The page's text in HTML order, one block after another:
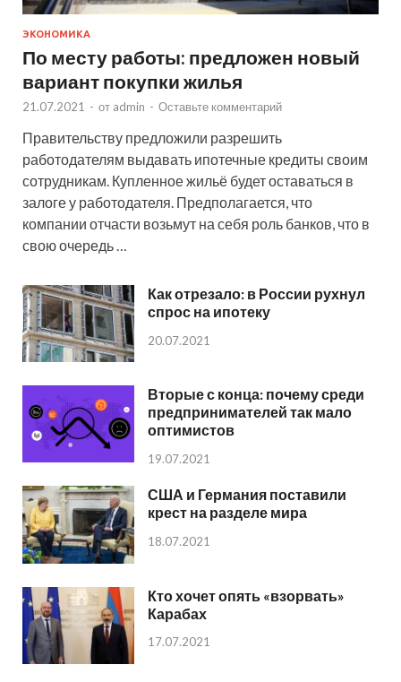
ЭКОНОМИКА
По месту работы: предложен новый
вариант покупки жилья
21.07.2021 - от admin - Оставьте комментарий
Правительству предложили разрешить
работодателям выдавать ипотечные кредиты своим
сотрудникам. Купленное жильё будет оставаться в
залоге у работодателя. Предполагается, что
компании отчасти возьмут на себя роль банков, что в
свою очередь …
Как отрезало: в России рухнул
спрос на ипотеку
20.07.2021
Вторые с конца: почему среди
предпринимателей так мало
оптимистов
19.07.2021
США и Германия поставили
крест на разделе мира
18.07.2021
Кто хочет опять «взорвать»
Карабах
17.07.2021